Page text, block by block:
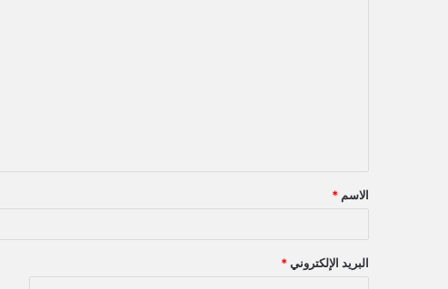
ق
*
الاسم *
البريد الإلكتروني *